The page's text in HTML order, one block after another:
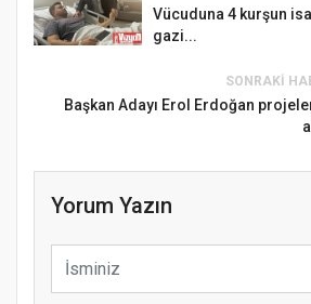
Vücuduna 4 kurşun
gazi...
SONRAKI
Başkan Adayı Erol Erdoğan
Yorum Yazın